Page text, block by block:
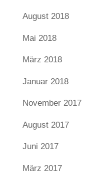
August 2018
Mai 2018
März 2018
Januar 2018
November 2017
August 2017
Juni 2017
März 2017